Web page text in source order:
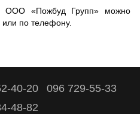
ООО «Пожбуд Групп» можно
по телефону.
40-20
096 729-55-33
48-82